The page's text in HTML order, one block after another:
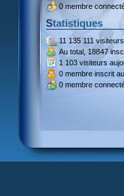
0 membre
Statistiques
11 135 111 visiteurs
Au total, 18847
1 103 visiteurs
0 membre inscrit
0 membre